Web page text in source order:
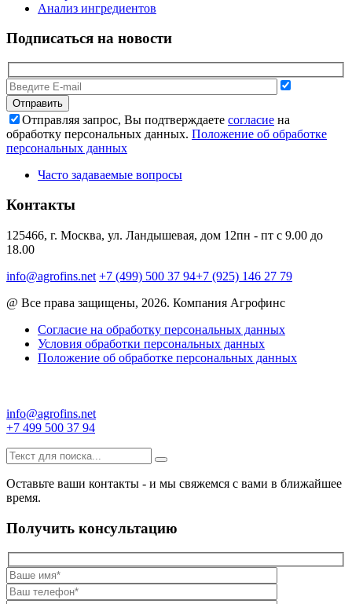
Анализ ингредиентов
Подписаться на новости
Отправляя запрос, Вы подтверждаете согласие на
обработку персональных данных. Положение об обработке
персональных данных
Часто задаваемые вопросы
Контакты
125466, г. Москва, ул. Ландышевая, дом 12пн - пт с 9.00 до
18.00
info@agrofins.net +7 (499) 500 37 94+7 (925) 146 27 79
@ Все права защищены, 2026. Компания Агрофинс
Согласие на обработку персональных данных
Условия обработки персональных данных
Положение об обработке персональных данных
info@agrofins.net
+7 499 500 37 94
Оставьте ваши контакты - и мы свяжемся с вами в ближайшее
время.
Получить консультацию